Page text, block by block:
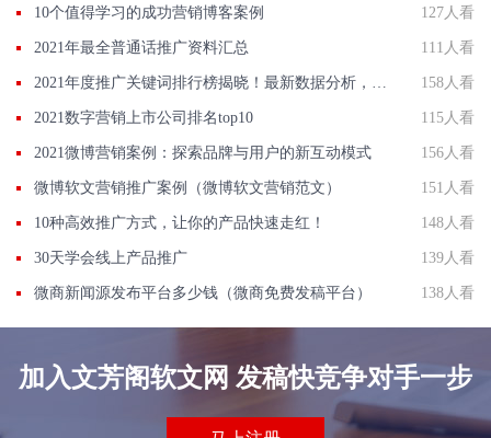
10个值得学习的成功营销博客案例 127人看
2021年最全普通话推广资料汇总 111人看
158人看
2021数字营销上市公司排名top10 115人看
2021微博营销案例：探索品牌与用户的新互动模式 156人看
微博软文营销推广案例（微博软文营销范文） 151人看
10种高效推广方式，让你的产品快速走红！ 148人看
30天学会线上产品推广 139人看
微商新闻源发布平台多少钱（微商免费发稿平台） 138人看
加入文芳阁软文网 发稿快竞争对手一步